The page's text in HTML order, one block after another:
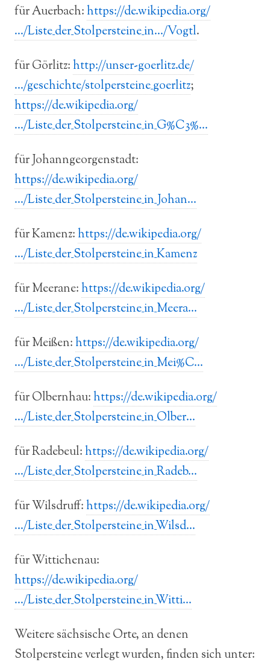
für Auerbach:https://de.wikipedia.org/
…/Liste_der_Stolpersteine_in…/Vogtl.
für Görlitz:http://unser-goerlitz.de/
…/geschichte/stolpersteine_goerlitz;
https://de.wikipedia.org/
…/Liste_der_Stolpersteine_in_G%C3%…
für Johanngeorgenstadt:
https://de.wikipedia.org/
…/Liste_der_Stolpersteine_in_Johan…
für Kamenz:https://de.wikipedia.org/
…/Liste_der_Stolpersteine_in_Kamenz
für Meerane:https://de.wikipedia.org/
…/Liste_der_Stolpersteine_in_Meera…
für Meißen:https://de.wikipedia.org/
…/Liste_der_Stolpersteine_in_Mei%C…
für Olbernhau:https://de.wikipedia.org/
…/Liste_der_Stolpersteine_in_Olber…
für Radebeul:https://de.wikipedia.org/
…/Liste_der_Stolpersteine_in_Radeb…
für Wilsdruff:https://de.wikipedia.org/
…/Liste_der_Stolpersteine_in_Wilsd…
für Wittichenau:
https://de.wikipedia.org/
…/Liste_der_Stolpersteine_in_Witti…
Weitere sächsische Orte, an denen
Stolpersteine verlegt wurden, finden sich unter: